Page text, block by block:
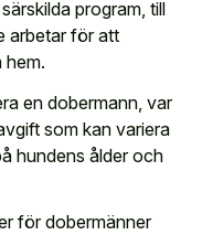
program, till
arbetar för att
hem.
en dobermann, var
som kan variera
hundens ålder och
för dobermänner